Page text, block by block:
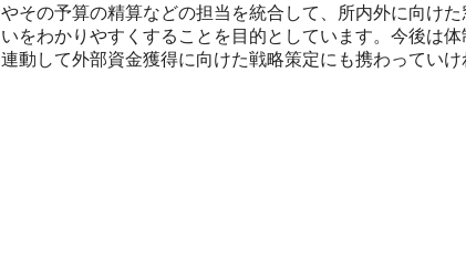
やその予算の精算などの担当を統合して、所内外に向け
いをわかりやすくすることを目的としています。今後は
連動して外部資金獲得に向けた戦略策定にも携わっていけ